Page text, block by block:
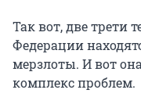
Так вот, две трети
Федерации
мерзлоты. И вот
комплекс проблем.